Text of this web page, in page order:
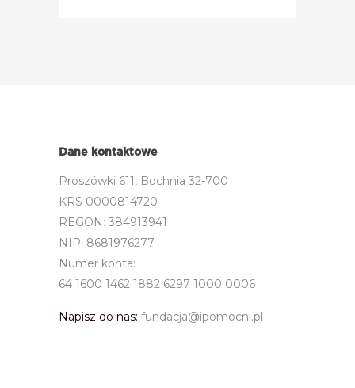
Dane kontaktowe
Proszówki 611, Bochnia 32-700
KRS 0000814720
REGON: 384913941
NIP: 8681976277
Numer konta:
64 1600 1462 1882 6297 1000 0006
Napisz do nas: fundacja@ipomocni.pl